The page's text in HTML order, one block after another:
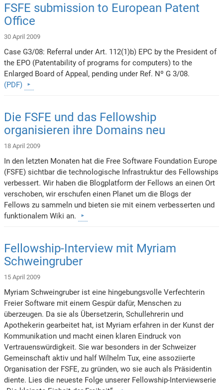
FSFE submission to European Patent
Office
30 April 2009
Case G3/08: Referral under Art. 112(1)b) EPC by the President of
the EPO (Patentability of programs for computers) to the
Enlarged Board of Appeal, pending under Ref. Nº G 3/08.
(PDF)
Die FSFE und das Fellowship
organisieren ihre Domains neu
18 April 2009
In den letzten Monaten hat die Free Software Foundation Europe
(FSFE) sichtbar die technologische Infrastruktur des Fellowships
verbessert. Wir haben die Blogplatform der Fellows an einen Ort
verschoben, wir erschufen einen Planet um die Blogs der
Fellows zu sammeln und bieten sie mit einem verbesserten und
funktionalem Wiki an.
Fellowship-Interview mit Myriam
Schweingruber
15 April 2009
Myriam Schweingruber ist eine hingebungsvolle Verfechterin
Freier Software mit einem Gespür dafür, Menschen zu
überzeugen. Da sie als Übersetzerin, Schullehrerin und
Apothekerin gearbeitet hat, ist Myriam erfahren in der Kunst der
Kommunikation und macht einen klaren Eindruck von
Vertrauenswürdigkeit. Sie war besonders in der Schweizer
Gemeinschaft aktiv und half Wilhelm Tux, eine assoziierte
Organisation der FSFE, zu gründen, wo sie auch als Präsidentin
diente. Lies die neueste Folge unserer Fellowship-Interviewserie